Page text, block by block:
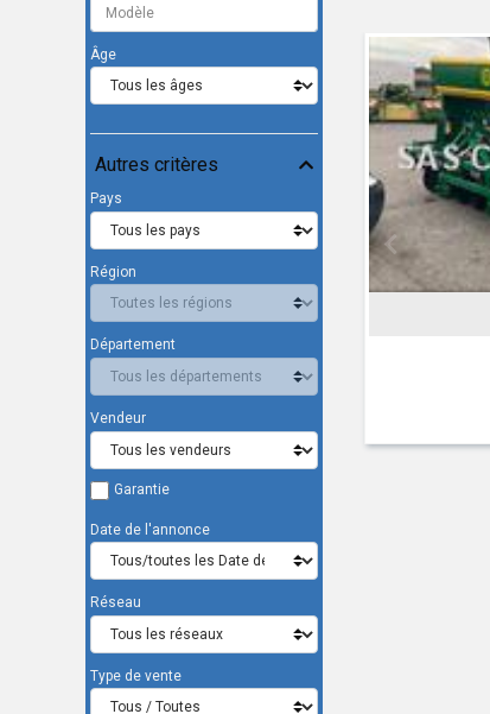
Âge
Autres critères
Pays
Région
Département
Vendeur
Garantie
Date de l'annonce
Réseau
Type de vente
MANITOU
MLT 634 120 LSU Turbo
37000 € HT